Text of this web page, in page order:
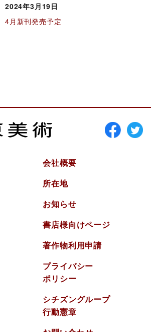
2024年3月19日
4月新刊発売予定
会社概要
所在地
お知らせ
書店様向けページ
著作物利用申請
プライバシー
ポリシー
シチズングループ
行動憲章